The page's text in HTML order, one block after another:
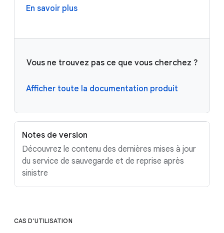
En savoir plus
Vous ne trouvez pas ce que vous cherchez ?
Afficher toute la documentation produit
Notes de version
Découvrez le contenu des dernières mises à jour
du service de sauvegarde et de reprise après
sinistre
CAS D'UTILISATION